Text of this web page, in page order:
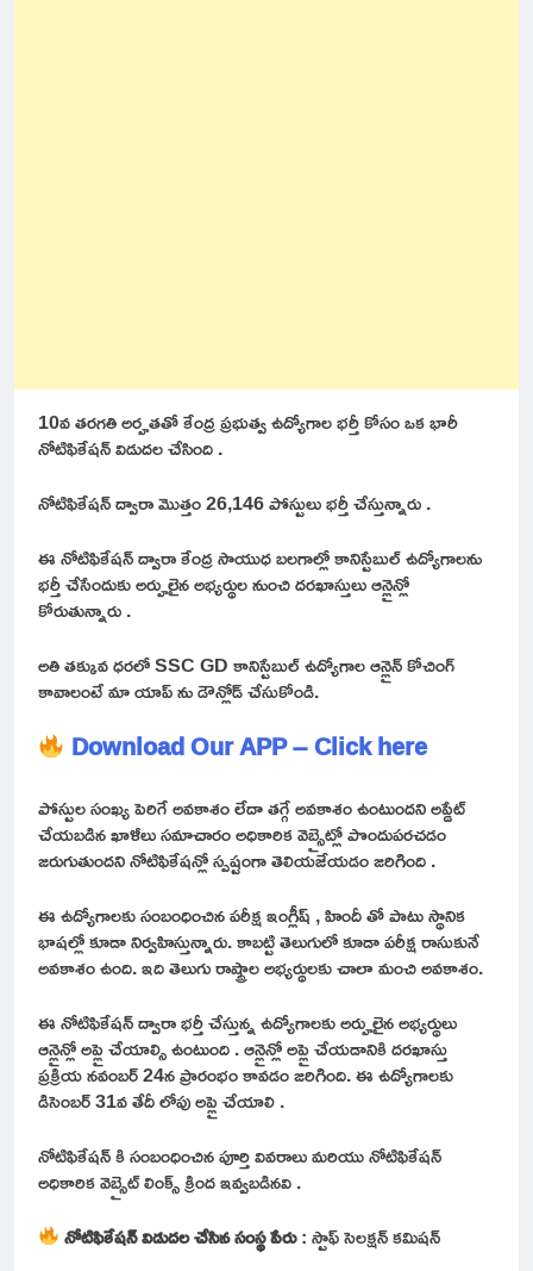
10వ తరగతి అర్హతతో కేంద్ర ప్రభుత్వ ఉద్యోగాల భర్తీ కోసం ఒక భారీ
నోటిఫికేషన్ విడుదల చేసింది .
నోటిఫికేషన్ ద్వారా మొత్తం 26,146 పోస్టులు భర్తీ చేస్తున్నారు .
ఈ నోటిఫికేషన్ ద్వారా కేంద్ర సాయుధ బలగాల్లో కానిస్టేబుల్ ఉద్యోగాలను
భర్తీ చేసేందుకు అర్హులైన అభ్యర్థుల నుంచి దరఖాస్తులు ఆన్లైన్లో
కోరుతున్నారు .
అతి తక్కువ ధరలో SSC GD కానిస్టేబుల్ ఉద్యోగాల ఆన్లైన్ కోచింగ్
కావాలంటే మా యాప్ ను డౌన్లోడ్ చేసుకోండి.
Download Our APP – Click here
పోస్టుల సంఖ్య పెరిగే అవకాశం లేదా తగ్గే అవకాశం ఉంటుందని అప్డేట్
చేయబడిన ఖాళీలు సమాచారం అధికారిక వెబ్సైట్లో పొందుపరచడం
జరుగుతుందని నోటిఫికేషన్లో స్పష్టంగా తెలియజేయడం జరిగింది .
ఈ ఉద్యోగాలకు సంబంధించిన పరీక్ష ఇంగ్లీష్ , హిందీ తో పాటు స్థానిక
భాషల్లో కూడా నిర్వహిస్తున్నారు. కాబట్టి తెలుగులో కూడా పరీక్ష రాసుకునే
అవకాశం ఉంది. ఇది తెలుగు రాష్ట్రాల అభ్యర్థులకు చాలా మంచి అవకాశం.
ఈ నోటిఫికేషన్ ద్వారా భర్తీ చేస్తున్న ఉద్యోగాలకు అర్హులైన అభ్యర్థులు
ఆన్లైన్లో అప్లై చేయాల్సి ఉంటుంది . ఆన్లైన్లో అప్లై చేయడానికి దరఖాస్తు
ప్రక్రియ నవంబర్ 24న ప్రారంభం కావడం జరిగింది. ఈ ఉద్యోగాలకు
డిసెంబర్ 31వ తేదీ లోపు అప్లై చేయాలి .
నోటిఫికేషన్ కి సంబంధించిన పూర్తి వివరాలు మరియు నోటిఫికేషన్
అధికారిక వెబ్సైట్ లింక్స్ క్రింద ఇవ్వబడినవి .
నోటిఫికేషన్ విడుదల చేసిన సంస్థ పేరు: స్టాఫ్ సెలక్షన్ కమిషన్